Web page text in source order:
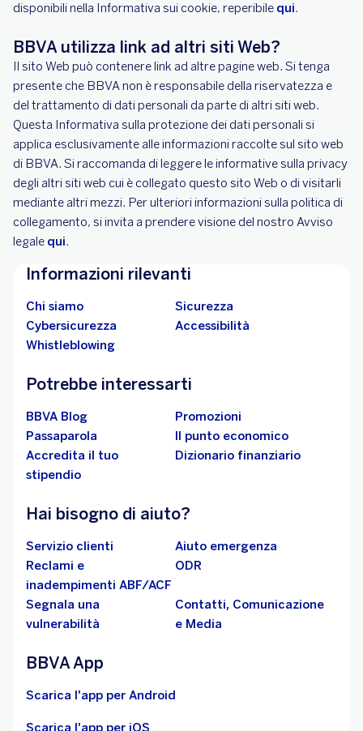
disponibili nella Informativa sui cookie, reperibile qui.
BBVA utilizza link ad altri siti Web?
Il sito Web può contenere link ad altre pagine web. Si tenga
presente che BBVA non è responsabile della riservatezza e
del trattamento di dati personali da parte di altri siti web.
Questa Informativa sulla protezione dei dati personali si
applica esclusivamente alle informazioni raccolte sul sito web
di BBVA. Si raccomanda di leggere le informative sulla privacy
degli altri siti web cui è collegato questo sito Web o di visitarli
mediante altri mezzi. Per ulteriori informazioni sulla politica di
collegamento, si invita a prendere visione del nostro Avviso
legale qui.
Informazioni rilevanti
Chi siamo
Sicurezza
Cybersicurezza
Accessibilità
Whistleblowing
Potrebbe interessarti
BBVA Blog
Promozioni
Passaparola
Il punto economico
Accredita il tuo
stipendio
Dizionario finanziario
Hai bisogno di aiuto?
Servizio clienti
Aiuto emergenza
Reclami e
inadempimenti ABF/ACF
ODR
Segnala una
vulnerabilità
Contatti, Comunicazione
e Media
BBVA App
Scarica l'app per Android
Scarica l'app per iOS